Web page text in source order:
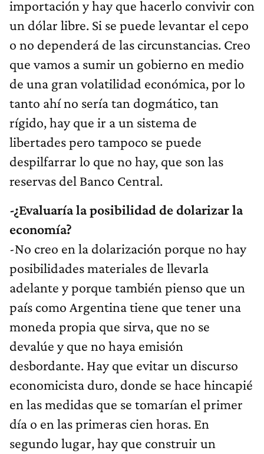
importación y hay que hacerlo convivir con
un dólar libre. Si se puede levantar el cepo
o no dependerá de las circunstancias. Creo
que vamos a sumir un gobierno en medio
de una gran volatilidad económica, por lo
tanto ahí no sería tan dogmático, tan
rígido, hay que ir a un sistema de
libertades pero tampoco se puede
despilfarrar lo que no hay, que son las
reservas del Banco Central.
-¿Evaluaría la posibilidad de dolarizar la
economía?
-No creo en la dolarización porque no hay
posibilidades materiales de llevarla
adelante y porque también pienso que un
país como Argentina tiene que tener una
moneda propia que sirva, que no se
devalúe y que no haya emisión
desbordante. Hay que evitar un discurso
economicista duro, donde se hace hincapié
en las medidas que se tomarían el primer
día o en las primeras cien horas. En
segundo lugar, hay que construir un